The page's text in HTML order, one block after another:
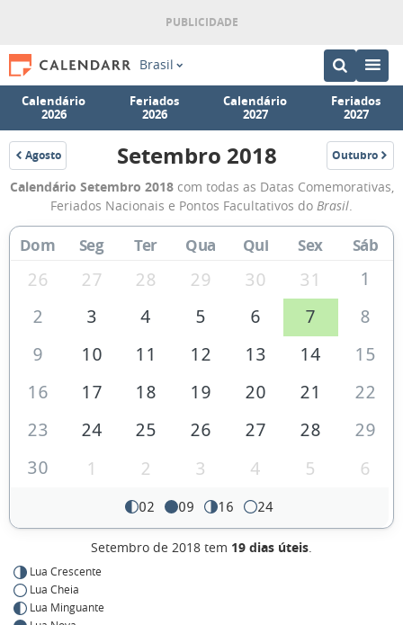
Brasil
Calendário
2026
Feriados
2026
Calendário
2027
Feriados
2027
Agosto
2018
Calendário
de
Setembro
de
2018
Setembro 2018 Outubro
2018
Calendário Setembro 2018com todas as Datas Comemorativas,
Feriados Nacionais e Pontos Facultativos do Brasil.
Dom Seg Ter Qua Qui Sex Sáb
26 27 28 29 30 31
1
2
3 4 5 6 7
8
9
10 11 12 13 14
15
16
17 18 19 20 21
22
23
24 25 26 27 28
29
30
1 2 3 4 5 6
02 09 16 24
Setembro de 2018 tem 19 dias úteis.
Lua Crescente
Lua Cheia
Lua Minguante